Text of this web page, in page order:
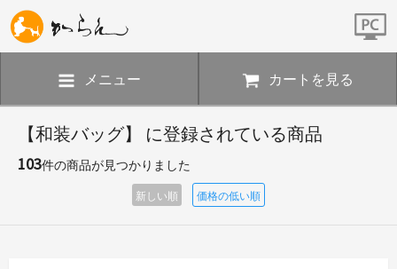
メニュー カートを見る
【和装バッグ】 に登録されている商品
103件の商品が見つかりました
新しい順 価格の低い順